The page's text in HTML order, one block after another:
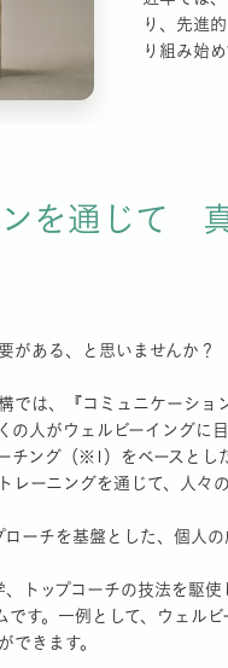
り、先進
り組み始め
を通じて
がある、と思いませんか？
では、『コミュニケーシ
の人がウェルビーイングに
チング（※1）をベースと
レーニングを通じて、人々
ーチを基盤とした、個人
ップコーチの技法を駆使
です。一例として、ウェル
できます。